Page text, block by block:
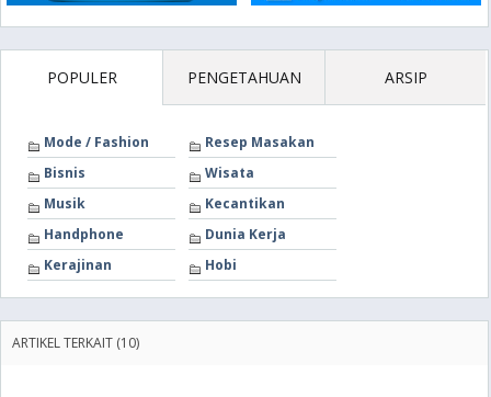
POPULER PENGETAHUAN ARSIP
Mode / Fashion
Resep Masakan
Bisnis
Wisata
Musik
Kecantikan
Handphone
Dunia Kerja
Kerajinan
Hobi
ARTIKEL TERKAIT (10)